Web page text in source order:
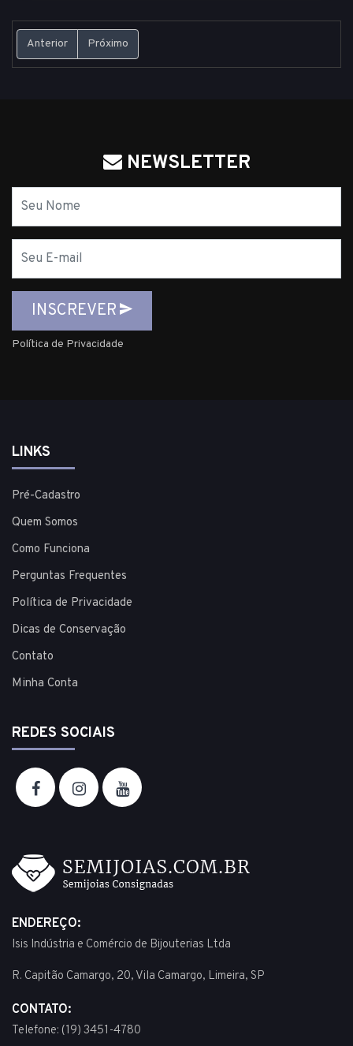
Anterior Próximo
NEWSLETTER
mail
INSCREVER
Política de Privacidade
LINKS
Pré-Cadastro
Quem Somos
Como Funciona
Perguntas Frequentes
Política de Privacidade
Dicas de Conservação
Contato
Minha Conta
REDES SOCIAIS
ENDEREÇO:
Isis Indústria e Comércio de Bijouterias Ltda
R. Capitão Camargo, 20, Vila Camargo, Limeira, SP
CONTATO:
Telefone: (19) 3451-4780